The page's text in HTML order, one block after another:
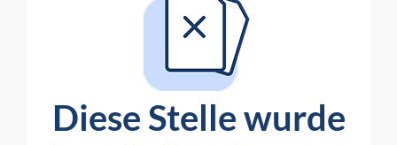
Diese Stelle wurde